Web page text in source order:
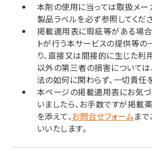
本剤の使用に当っては取扱メー
製品ラベルを必ず参照してくだ
掲載適用表に瑕疵等がある場合
トが行う本サービスの提供等の
り、直接又は間接的に生じた利
以外の第三者の損害については
法の如何に関わらず、一切責任
本ページの掲載適用表にお気
いましたら、お手数ですが掲載
を添えて、お問合せフォームま
いいたします。